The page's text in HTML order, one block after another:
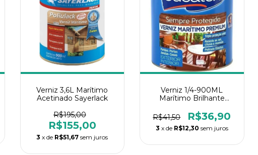
Verniz 3,6L Marítimo
Acetinado Sayerlack
R$195,00
R$155,00
3 x de R$51,67 sem juros
Verniz 1/4-900ML
Marítimo Brilhante
R$41,50
R$36,90
3 x de R$12,30 sem juros